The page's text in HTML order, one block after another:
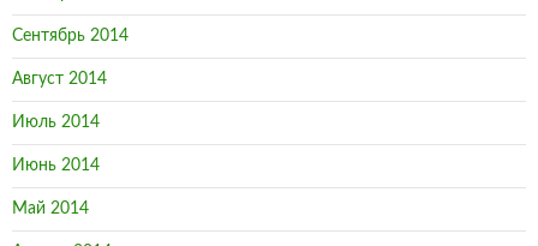
Сентябрь 2014
Август 2014
Июль 2014
Июнь 2014
Май 2014